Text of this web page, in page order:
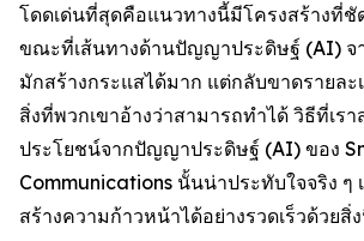
โดดเด่นที่สุดคือแนวทางนี้มีโครงสร้างที่ชั
ขณะที่เส้นทางด้านปัญญาประดิษฐ์ (AI) จ
มักสร้างกระแสได้มาก แต่กลับขาดรายล
สิ่งที่พวกเขาอ้างว่าสามารถทำได้ วิธีที่เร
ประโยชน์จากปัญญาประดิษฐ์ (AI) ของ
Communications นั้นน่าประทับใจจริง ๆ
สร้างความก้าวหน้าได้อย่างรวดเร็วด้วยสิ่